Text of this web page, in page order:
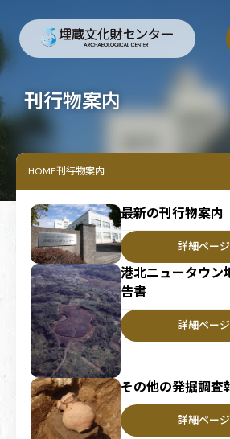
刊行物案内
HOME刊行物案内
最新の刊行物案内
詳細ペー
港北ニュータウン
告書
詳細ペー
その他の発掘調査
詳細ペー